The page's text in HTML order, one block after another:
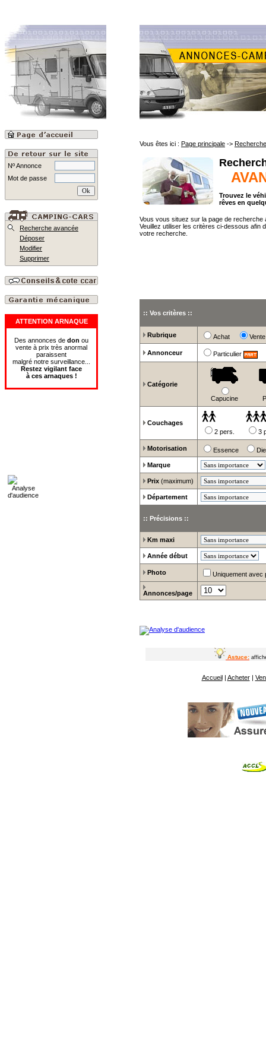
Nº Annonce
Mot de passe
Recherche avancée
Déposer
Modifier
Supprimer
ATTENTION ARNAQUE
Des annonces de don ou
vente à prix très anormal
paraissent
malgré notre surveillance...
Restez vigilant face
à ces arnaques !
Vous êtes ici : Page principale ->
Trouvez le
rêves en
Vous vous situez sur la page de recherche
Veuillez utiliser les critères ci-dessous afin
votre recherche.
:: Vos critères ::
Rubrique Achat
Annonceur Particulier
Catégorie
Capucine
Couchages
2 pers.
3
Motorisation Essence
Marque
Prix (maximum)
Département
:: Précisions ::
Km maxi
Année début
Photo Uniquement avec
Annonces/page
Astuce:
Accueil| Acheter|